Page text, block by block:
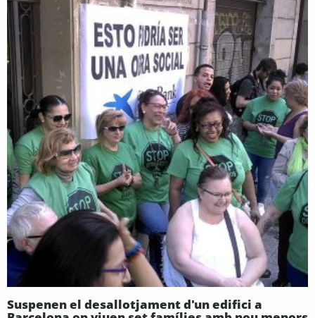
Suspenen el desallotjament d'un edifici a